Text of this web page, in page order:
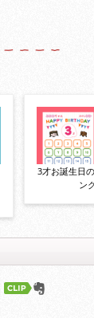
3才お誕生日
ン